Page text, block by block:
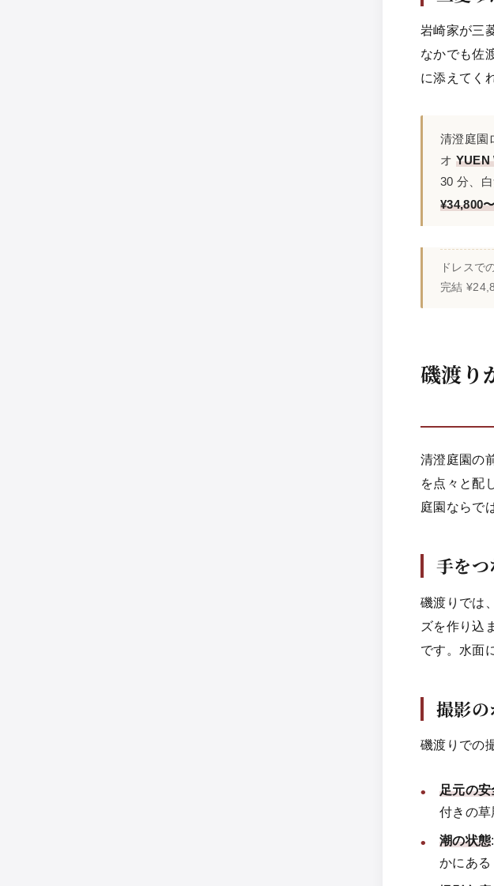
岩崎家が三
なかでも佐
に添えてく
清澄庭園
オ YUEN
30 分、
¥34,800
ドレスで
完結
磯渡り
清澄庭園の
を点々と配
庭園ならで
手を
磯渡りでは
ズを作り込
です。水面
撮影
磯渡りでの
足元の安
付きの
潮の状態
かにある